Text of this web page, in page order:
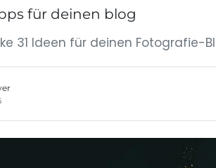
für deinen blog
31 Ideen für deinen